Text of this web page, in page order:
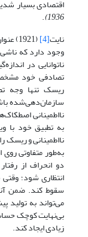
اقتصادی بسیار
1936)
.
نایت[4]
وجود دارد که ناشی
ناتوانایی در
تصادفی خود
ریسک تنها وجه
سازمان‌دهی‌شده
نااطمینانی
به تطبیق خود با
نااطمینانی و ریسک
به‌طور متفاوتی روی
دو انحراف از
انتظاری شود؛ وقتی
سقوط کند. ضمن
می‌تواند به تولید
بی‌نهایت کوچک
زیادی ایجاد کند.